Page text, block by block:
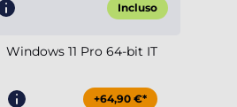
Incluso
Windows 11 Pro 64-bit IT
+64,90 €*